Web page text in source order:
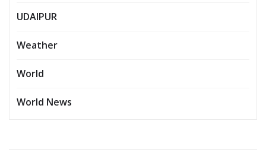
UDAIPUR
Weather
World
World News